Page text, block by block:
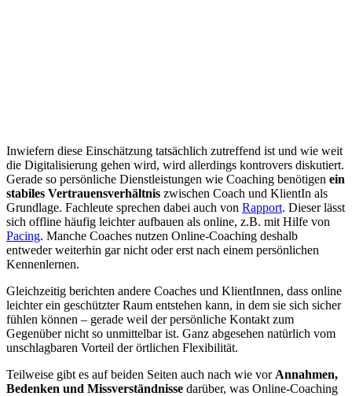
Inwiefern diese Einschätzung tatsächlich zutreffend ist und wie weit
die Digitalisierung gehen wird, wird allerdings kontrovers diskutiert.
Gerade so persönliche Dienstleistungen wie Coaching benötigen ein
stabiles Vertrauensverhältnis zwischen Coach und KlientIn als
Grundlage. Fachleute sprechen dabei auch von Rapport. Dieser lässt
sich offline häufig leichter aufbauen als online, z.B. mit Hilfe von
Pacing. Manche Coaches nutzen Online-Coaching deshalb
entweder weiterhin gar nicht oder erst nach einem persönlichen
Kennenlernen.
Gleichzeitig berichten andere Coaches und KlientInnen, dass online
leichter ein geschützter Raum entstehen kann, in dem sie sich sicher
fühlen können – gerade weil der persönliche Kontakt zum
Gegenüber nicht so unmittelbar ist. Ganz abgesehen natürlich vom
unschlagbaren Vorteil der örtlichen Flexibilität.
Teilweise gibt es auf beiden Seiten auch nach wie vor Annahmen,
Bedenken und Missverständnisse darüber, was Online-Coaching